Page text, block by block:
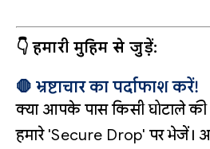
👇 हमारी मुहिम से जुड़ें:
🛑 भ्रष्टाचार का पर्दाफाश करें!
क्या आपके पास किसी घोटाले की
हमारे 'Secure Drop' पर भेजें।